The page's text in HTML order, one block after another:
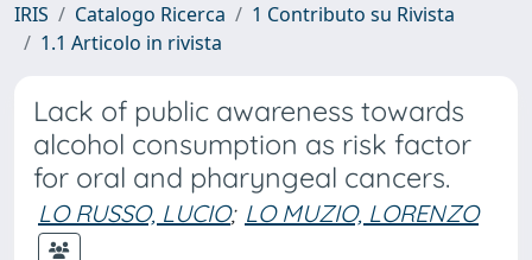
IRIS Catalogo Ricerca
1 Contributo su Rivista
1.1 Articolo in rivista
Lack of public awareness towards
alcohol consumption as risk factor
for oral and pharyngeal cancers.
LO RUSSO, LUCIO; LO MUZIO, LORENZO